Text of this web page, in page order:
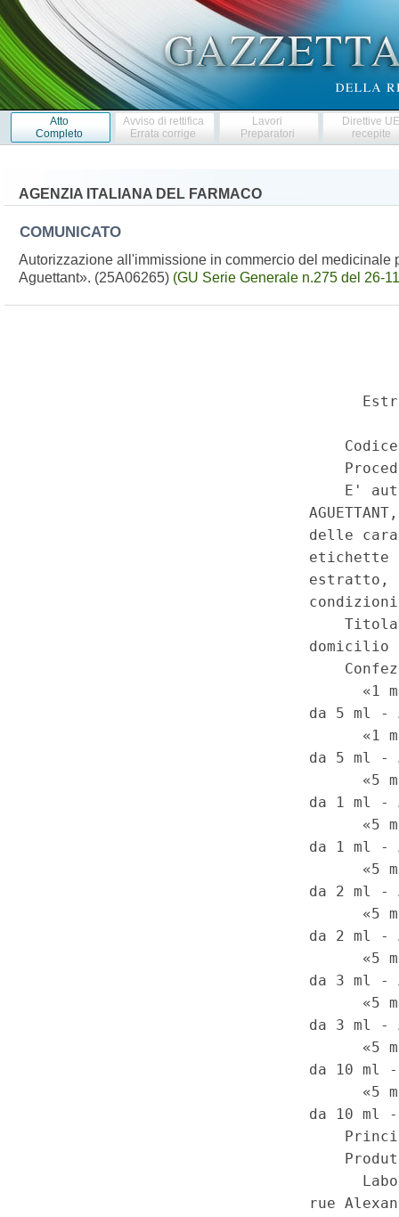
Atto
Completo
Avviso di rettifica
Errata corrige
Lavori
Preparatori
Direttive
recepite
AGENZIA ITALIANA DEL FARMACO
COMUNICATO
Autorizzazione all'immissione in commercio del medicinale
Aguettant». (25A06265) (GU Serie Generale n.275 del 26-